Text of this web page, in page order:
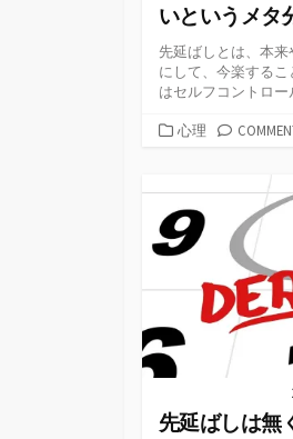
いというメタ
先延ばしとは、本
にして、今楽する
はセルフコントロー
カ
リ
ー
心理
先延ばしは無